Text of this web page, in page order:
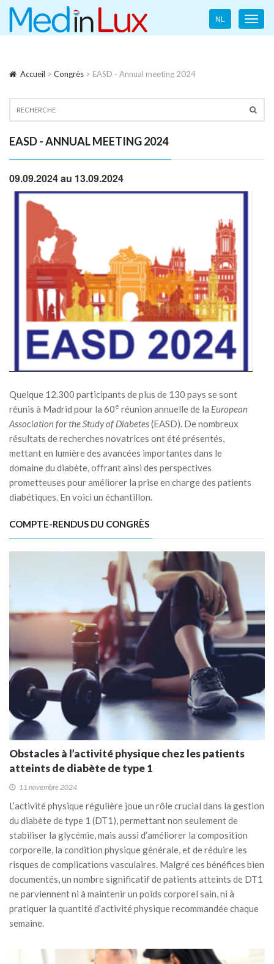
Language
navigation
NL
Accueil > Congrès > EASD - Annual meeting 2024
EASD - ANNUAL MEETING 2024
09.09.2024 au 13.09.2024
Quelque 12.300 participants de plus de 130 pays se sont
réunis à Madrid pour la 60e réunion annuelle de la European
Association for the Study of Diabetes(EASD). De nombreux
résultats de recherches novatrices ont été présentés,
mettant en lumière des avancées importantes dans le
domaine du diabète, offrant ainsi des perspectives
prometteuses pour améliorer la prise en charge des patients
diabétiques. En voici un échantillon.
COMPTE-RENDUS DU CONGRÈS
Obstacles à l’activité physique chez les patients
atteints de diabète de type 1
11 novembre 2024
L’activité physique régulière joue un rôle crucial dans la gestion
du diabète de type 1 (DT1), permettant non seulement de
stabiliser la glycémie, mais aussi d’améliorer la composition
corporelle, la condition physique générale, et de réduire les
risques de complications vasculaires. Malgré ces bénéfices bien
documentés, un nombre significatif de patients atteints de DT1
ne parviennent ni à maintenir un poids corporel sain, ni à
pratiquer la quantité d’activité physique recommandée chaque
semaine.